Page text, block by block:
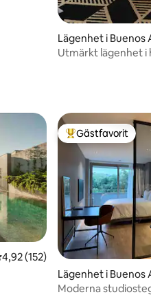
Lägenhet i Buenos
Utmärkt lägenhet i
av 5 i genomsnittligt betyg,
4,92 (152)
Populär gästfavorit
Gästfavorit
Lägenhet i Buenos
Moderna